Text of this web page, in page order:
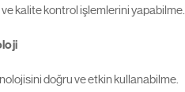
ve kalite kontrol işlemlerini yapabilme.
doğru ve etkin kullanabilme.